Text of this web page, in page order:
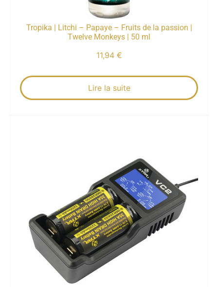
Tropika | Litchi – Papaye – Fruits de la passion |
Twelve Monkeys | 50 ml
11,94 €
Lire la suite